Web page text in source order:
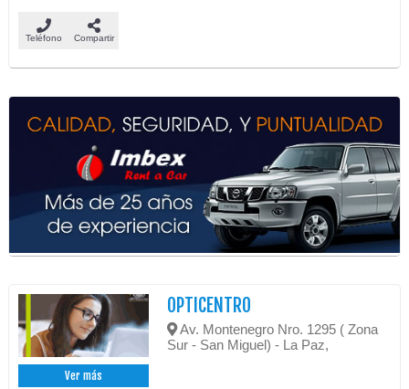
Teléfono Compartir
Ver más
OPTICENTRO
Av. Montenegro Nro. 1295 ( Zona
Sur - San Miguel) - La Paz,